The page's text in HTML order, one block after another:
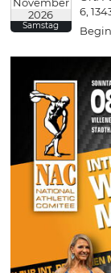
2026
Samstag
6,